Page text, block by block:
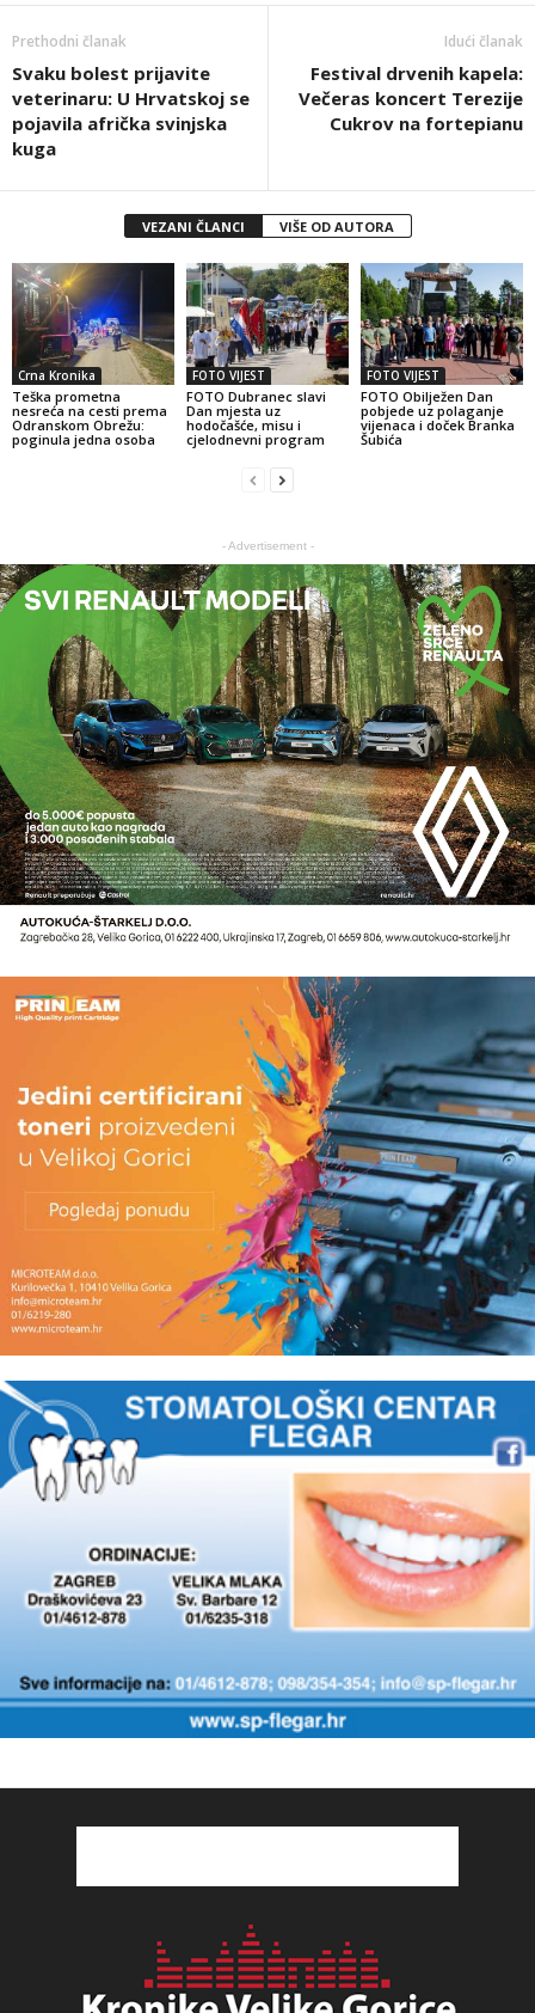
Prethodni članak
Svaku bolest prijavite
veterinaru: U Hrvatskoj se
pojavila afrička svinjska
kuga
Idući članak
Festival drvenih kapela:
Večeras koncert Terezije
Cukrov na fortepianu
VEZANI ČLANCI VIŠE OD AUTORA
Crna Kronika
Teška prometna
nesreća na cesti prema
Odranskom Obrežu:
poginula jedna osoba
FOTO VIJEST
FOTO Dubranec slavi
Dan mjesta uz
hodočašće, misu i
cjelodnevni program
FOTO VIJEST
FOTO Obilježen Dan
pobjede uz polaganje
vijenaca i doček Branka
Šubića
- Advertisement -